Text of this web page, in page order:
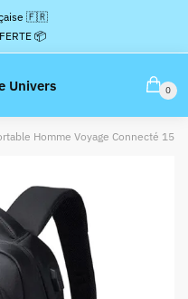
🇫🇷
📦
Univers 0
Homme Voyage Connecté 156